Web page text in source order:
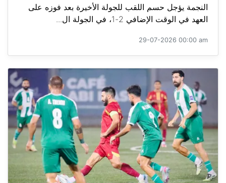
النجمة يؤجل حسم اللقب للجولة الأخيرة بعد فوزه على
العهد في الوقت الإضافي 2-1، في الجولة ال...
29-07-2026 00:00 am